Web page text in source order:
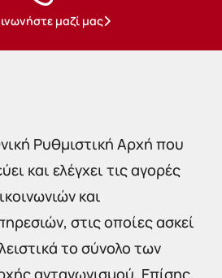
μαζί μας
Ρυθμιστική Αρχή που
και ελέγχει τις αγορές
και
στις οποίες ασκεί
το σύνολο των
ανταγωνισμού. Επίσης,